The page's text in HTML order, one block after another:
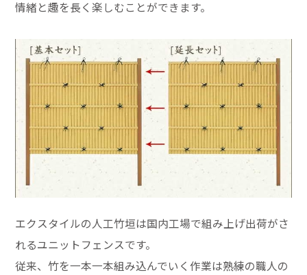
情緒と趣を長く楽しむことができます。
エクスタイルの人工竹垣は国内工場で組み上げ出荷がさ
れるユニットフェンスです。
従来、竹を一本一本組み込んでいく作業は熟練の職人の